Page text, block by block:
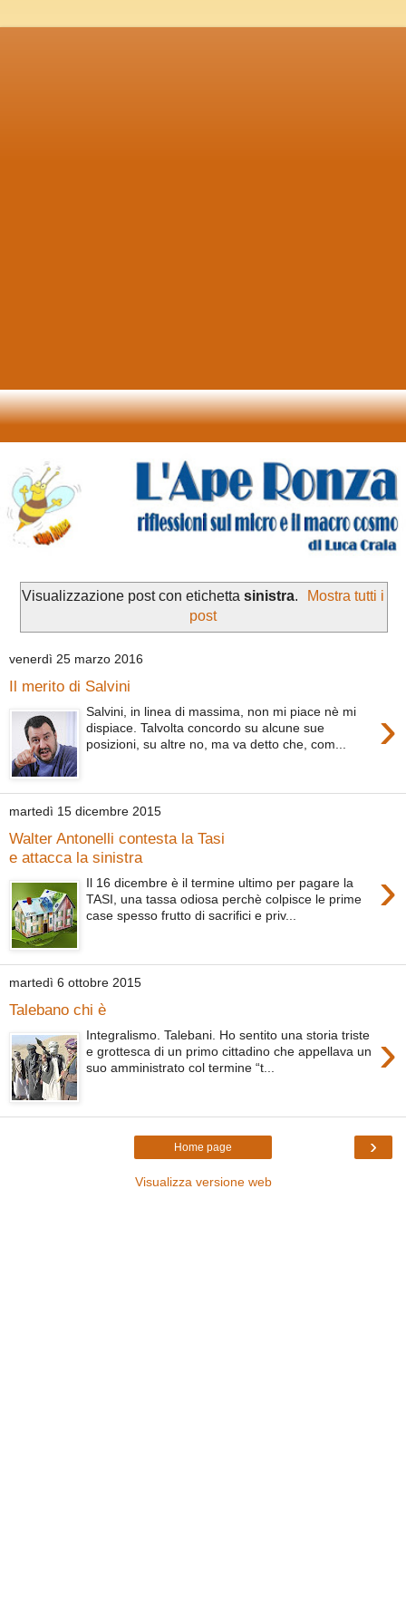
Visualizzazione post con etichetta sinistra.
Mostra tutti i
post
venerdì 25 marzo 2016
Il merito di Salvini
›
Salvini, in linea di massima, non mi piace nè mi
dispiace. Talvolta concordo su alcune sue
posizioni, su altre no, ma va detto che, com...
martedì 15 dicembre 2015
Walter Antonelli contesta la Tasi
e attacca la sinistra
›
Il 16 dicembre è il termine ultimo per pagare la
TASI, una tassa odiosa perchè colpisce le prime
case spesso frutto di sacrifici e priv...
martedì 6 ottobre 2015
Talebano chi è
›
Integralismo. Talebani. Ho sentito una storia triste
e grottesca di un primo cittadino che appellava un
suo amministrato col termine “t...
›
Home page
Visualizza versione web